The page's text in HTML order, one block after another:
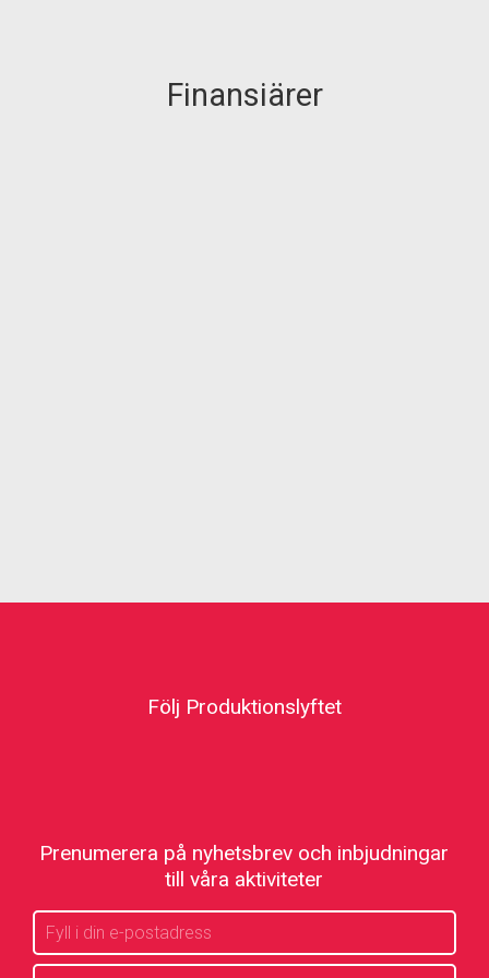
Finansiärer
Följ Produktionslyftet
Prenumerera på nyhetsbrev och inbjudningar
till våra aktiviteter